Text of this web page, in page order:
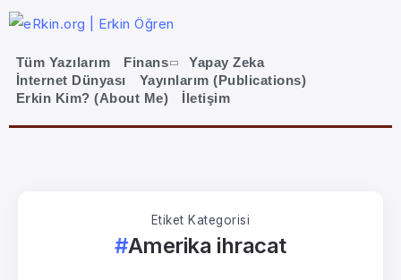
Tüm Yazılarım Finans
Yapay Zeka
İnternet Dünyası
Yayınlarım (Publications)
Erkin Kim? (About Me)
İletişim
Etiket Kategorisi
Amerika ihracat